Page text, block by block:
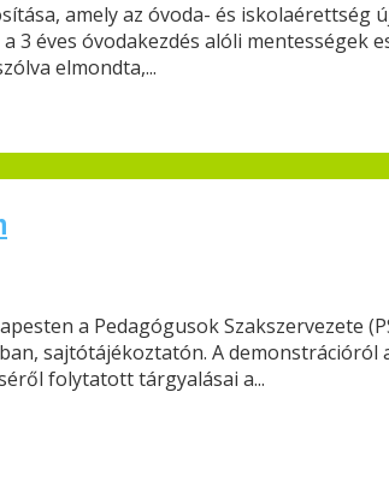
amely az óvoda- és
éves óvodakezdés alóli mentességek
elmondta,...
a Pedagógusok Szakszervezete
sajtótájékoztatón. A
folytatott tárgyalásai a...